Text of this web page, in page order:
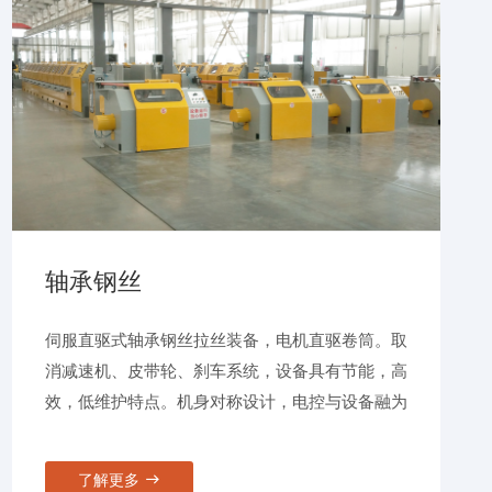
轴承钢丝
伺服直驱式轴承钢丝拉丝装备，电机直驱卷筒。取
消减速机、皮带轮、刹车系统，设备具有节能，高
效，低维护特点。机身对称设计，电控与设备融为
效20%的目标。
了解更多